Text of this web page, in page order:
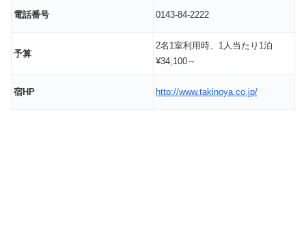
電話番号 0143-84-2222
予算
2名1室利用時、1人当たり1泊
¥34,100～
宿HP http://www.takinoya.co.jp/